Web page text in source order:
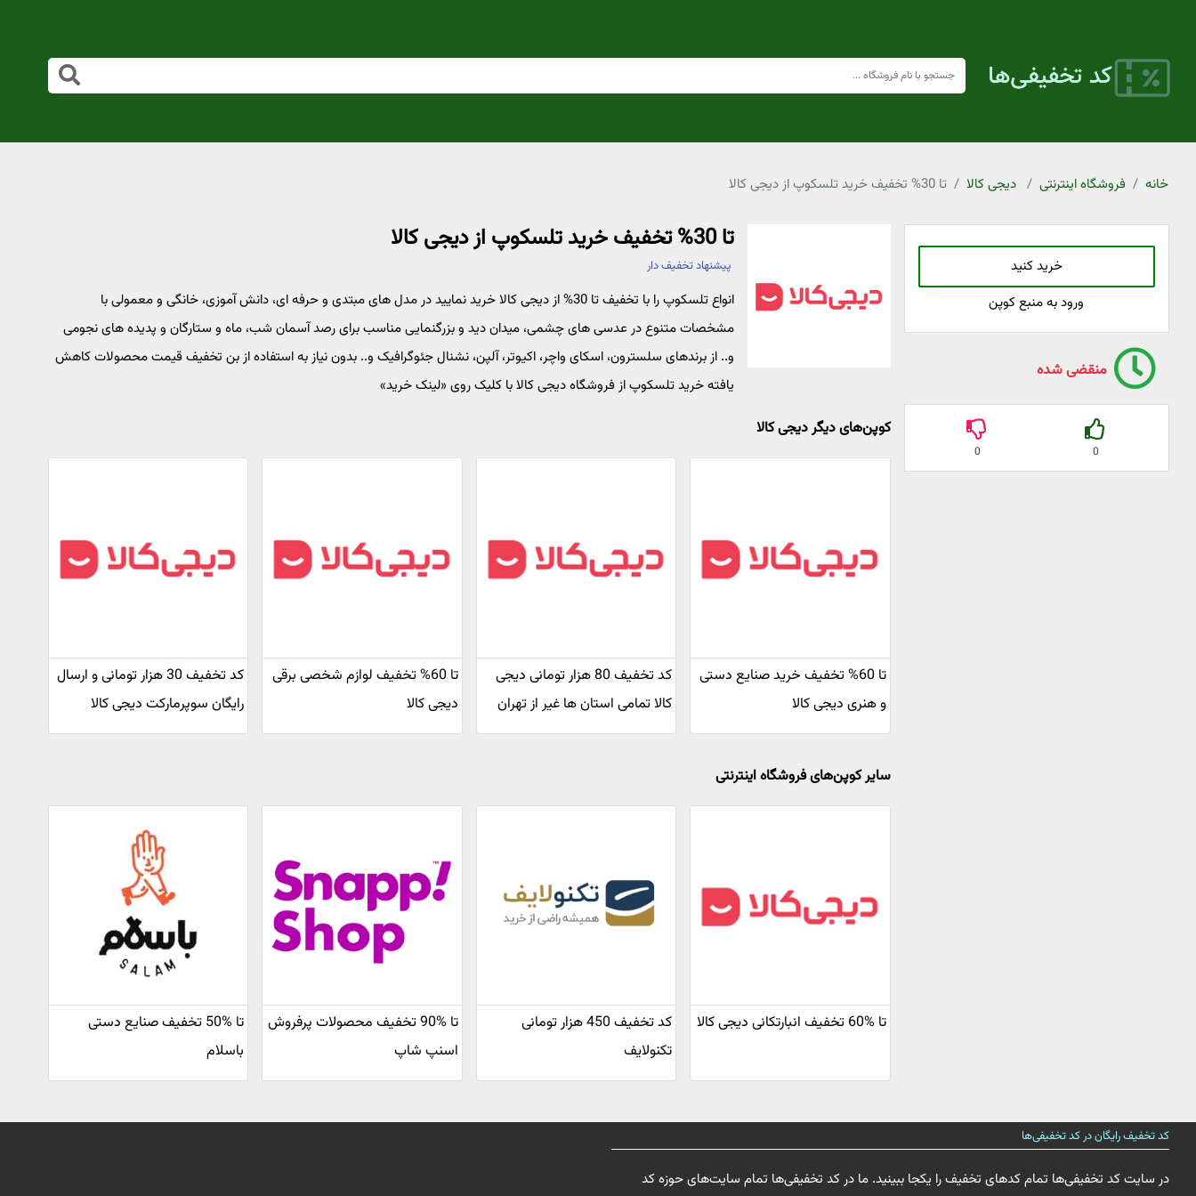
خانه فروشگاه اینترنتی دیجی کالا تا 30% تخفیف خرید تلسکوپ از دیجی کالا
خرید کنید
ورود به منبع کوپن
منقضی شده
0
0
تا 30% تخفیف خرید تلسکوپ از دیجی کالا
پیشنهاد تخفیف دار
انواع تلسکوپ را با تخفیف تا 30% از دیجی کالا خرید نمایید در مدل های مبتدی و حرفه ای، دانش آموزی، خانگی و معمولی با
مشخصات متنوع در عدسی های چشمی، میدان دید و بزرگنمایی مناسب برای رصد آسمان شب، ماه و ستارگان و پدیده های نجومی
و.. از برندهای سلسترون، اسکای واچر، اکیوتر، آلپن، نشنال جئوگرافیک و.. بدون نیاز به استفاده از بن تخفیف قیمت محصولات کاهش
یافته خرید تلسکوپ از فروشگاه دیجی کالا با کلیک روی «لینک خرید»
کوپن‌های دیگر دیجی کالا
تا 60% تخفیف خرید صنایع دستی
و هنری دیجی کالا
کد تخفیف 80 هزار تومانی دیجی
کالا تمامی استان ها غیر از تهران
تا 60% تخفیف لوازم شخصی برقی
دیجی کالا
کد تخفیف 30 هزار تومانی و ارسال
رایگان سوپرمارکت دیجی کالا
سایر کوپن‌های فروشگاه اینترنتی
تا %60 تخفیف انبارتکانی دیجی کالا
کد تخفیف 450 هزار تومانی
تکنولایف
تا %90 تخفیف محصولات پرفروش‌
اسنپ شاپ
تا %50 تخفیف صنایع دستی
باسلام
کد تخفیف رایگان در کد تخفیفی‌ها
در سایت کد تخفیفی‌ها تمام کدهای تخفیف را یکجا ببینید. ما در کد تخفیفی‌ها تمام سایت‌های حوزه کد